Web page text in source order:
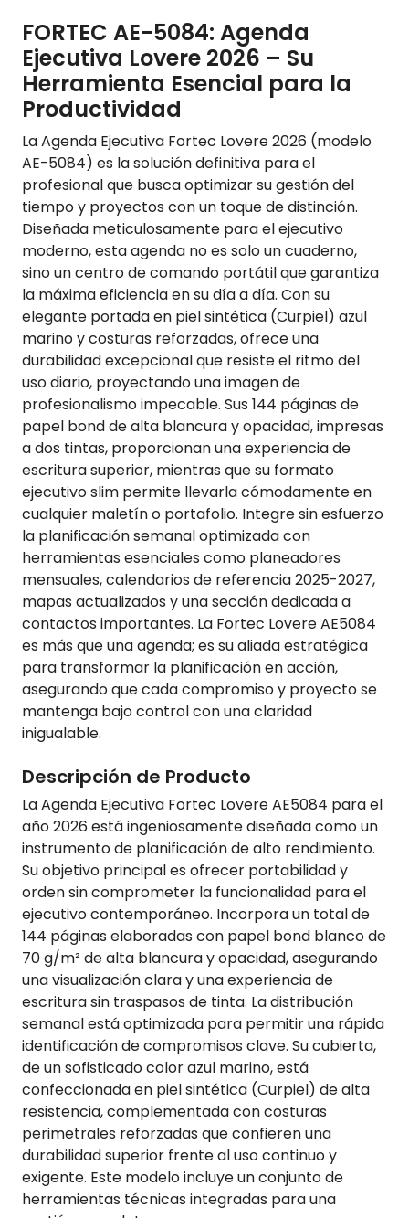
FORTEC AE-5084: Agenda
Ejecutiva Lovere 2026 – Su
Herramienta Esencial para la
Productividad
La Agenda Ejecutiva Fortec Lovere 2026 (modelo
AE-5084) es la solución definitiva para el
profesional que busca optimizar su gestión del
tiempo y proyectos con un toque de distinción.
Diseñada meticulosamente para el ejecutivo
moderno, esta agenda no es solo un cuaderno,
sino un centro de comando portátil que garantiza
la máxima eficiencia en su día a día. Con su
elegante portada en piel sintética (Curpiel) azul
marino y costuras reforzadas, ofrece una
durabilidad excepcional que resiste el ritmo del
uso diario, proyectando una imagen de
profesionalismo impecable. Sus 144 páginas de
papel bond de alta blancura y opacidad, impresas
a dos tintas, proporcionan una experiencia de
escritura superior, mientras que su formato
ejecutivo slim permite llevarla cómodamente en
cualquier maletín o portafolio. Integre sin esfuerzo
la planificación semanal optimizada con
herramientas esenciales como planeadores
mensuales, calendarios de referencia 2025-2027,
mapas actualizados y una sección dedicada a
contactos importantes. La Fortec Lovere AE5084
es más que una agenda; es su aliada estratégica
para transformar la planificación en acción,
asegurando que cada compromiso y proyecto se
mantenga bajo control con una claridad
inigualable.
Descripción de Producto
La Agenda Ejecutiva Fortec Lovere AE5084 para el
año 2026 está ingeniosamente diseñada como un
instrumento de planificación de alto rendimiento.
Su objetivo principal es ofrecer portabilidad y
orden sin comprometer la funcionalidad para el
ejecutivo contemporáneo. Incorpora un total de
144 páginas elaboradas con papel bond blanco de
70 g/m² de alta blancura y opacidad, asegurando
una visualización clara y una experiencia de
escritura sin traspasos de tinta. La distribución
semanal está optimizada para permitir una rápida
identificación de compromisos clave. Su cubierta,
de un sofisticado color azul marino, está
confeccionada en piel sintética (Curpiel) de alta
resistencia, complementada con costuras
perimetrales reforzadas que confieren una
durabilidad superior frente al uso continuo y
exigente. Este modelo incluye un conjunto de
herramientas técnicas integradas para una